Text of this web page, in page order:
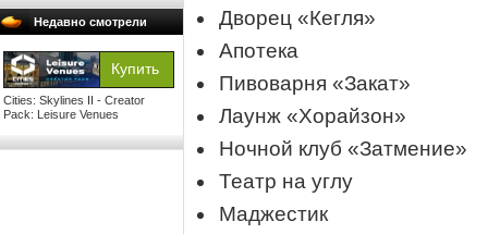
Недавно смотрели
Cities: Skylines II - Creator
Pack: Leisure Venues
Дворец «Кегля»
Апотека
Пивоварня «Закат»
Лаунж «Хорайзон»
Ночной клуб «Затмение»
Театр на углу
Маджестик